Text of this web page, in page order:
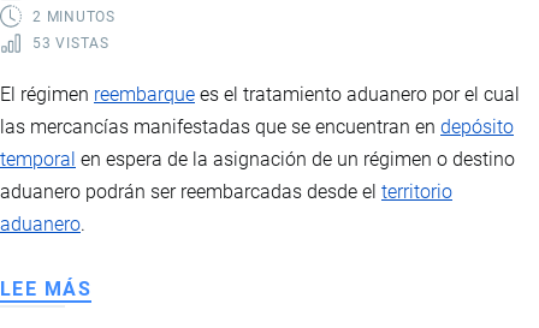
2 MINUTOS
53 VISTAS
El régimen reembarque es el tratamiento aduanero por el cual
las mercancías manifestadas que se encuentran en depósito
temporal en espera de la asignación de un régimen o destino
aduanero podrán ser reembarcadas desde el territorio
aduanero.
LEE MÁS